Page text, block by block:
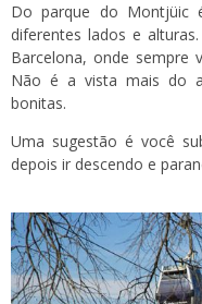
Do parque do Montjüic
diferentes lados e
Barcelona, onde sempre
Não é a vista mais do
bonitas.
Uma sugestão é você
depois ir descendo e